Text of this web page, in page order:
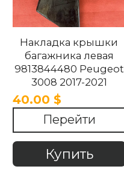
Накладка крышки
багажника левая
9813844480 Peugeot
3008 2017-2021
40.00 $
Перейти
Купить